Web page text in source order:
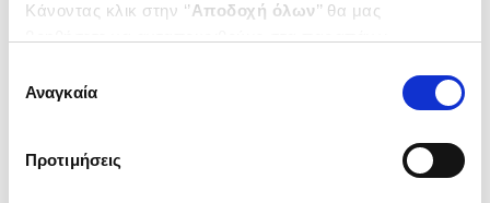
Κάνοντας κλικ στην ‘’Αποδοχή όλων’’ θα μας
ενδιαφέρουν και να επιλέξετε από τα παρακάτω με την
΄΄και να ενημερωθείτε σχετικά με
συγκατάθεσης
Αναγκαία
Προτιμήσεις